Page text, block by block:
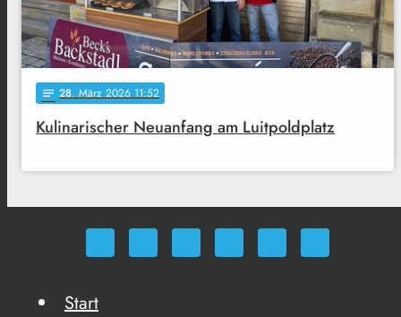
notes 28. März 2026 11:52
Kulinarischer Neuanfang am Luitpoldplatz
Start